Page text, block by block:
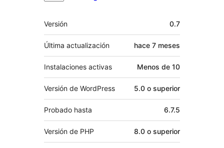
Meta
Versión 0.7
Última actualización hace 7 meses
Instalaciones activas Menos de 10
Versión de WordPress 5.0 o superior
Probado hasta 6.7.5
Versión de PHP 8.0 o superior